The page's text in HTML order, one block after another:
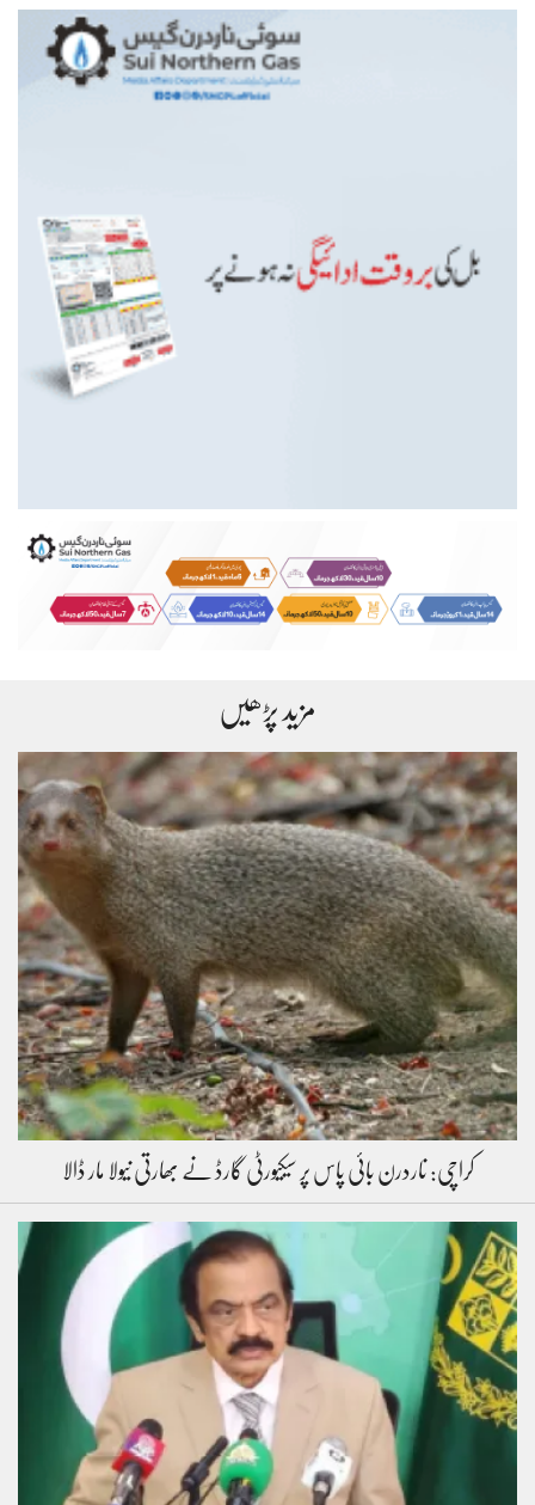
مزید پڑھیں
کراچی: ناردرن بائی پاس پر سیکیورٹی گارڈ نے بھارتی نیولا مار ڈالا